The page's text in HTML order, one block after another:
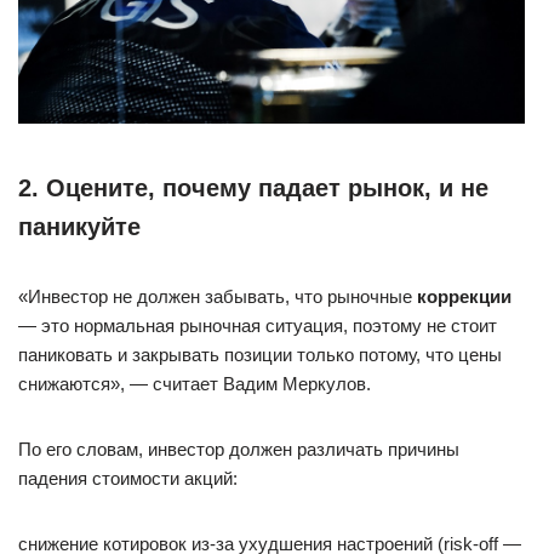
2. Оцените, почему падает рынок, и не
паникуйте
«Инвестор не должен забывать, что рыночные коррекции
— это нормальная рыночная ситуация, поэтому не стоит
паниковать и закрывать позиции только потому, что цены
снижаются», — считает Вадим Меркулов.
По его словам, инвестор должен различать причины
падения стоимости акций:
снижение котировок из-за ухудшения настроений (risk-off —